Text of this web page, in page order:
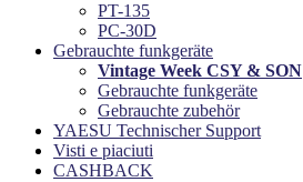
PT-135
PC-30D
Gebrauchte funkgeräte
Vintage Week CSY & SON
Gebrauchte funkgeräte
Gebrauchte zubehör
YAESU Technischer Support
Visti e piaciuti
CASHBACK